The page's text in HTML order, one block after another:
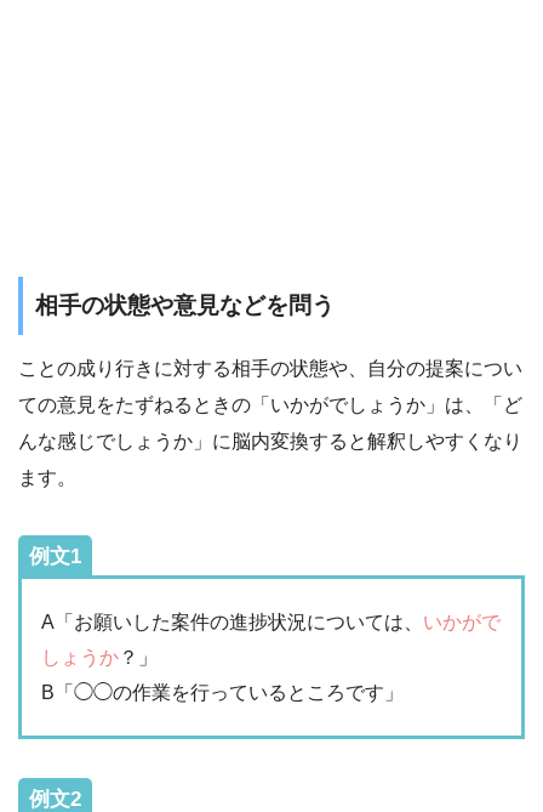
相手の状態や意見などを問う
ことの成り行きに対する相手の状態や、自分の提案につい
ての意見をたずねるときの「いかがでしょうか」は、「ど
んな感じでしょうか」に脳内変換すると解釈しやすくなり
ます。
例文1
A「お願いした案件の進捗状況については、 いかがで
しょうか ？」
B「◯◯の作業を行っているところです」
例文2